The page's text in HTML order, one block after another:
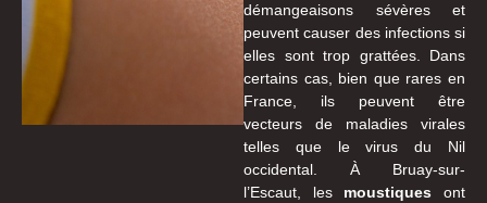
démangeaisons sévères et
peuvent causer des infections si
elles sont trop grattées. Dans
certains cas, bien que rares en
France, ils peuvent être
vecteurs de maladies virales
telles que le virus du Nil
occidental. À Bruay-sur-
l’Escaut, les moustiques ont